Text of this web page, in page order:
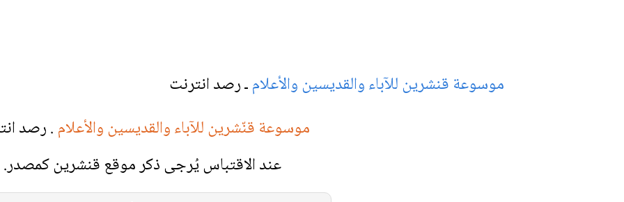
موسوعة قنشرين للآباء والقديسين والأعلامـ رصد انترنت
موسوعة قنّشرين للآباء والقديسين والأعلام. رصد
عند الاقتباس يُرجى ذكر موقع قنشرين كمصدر.